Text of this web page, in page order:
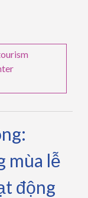
mùa lễ
động